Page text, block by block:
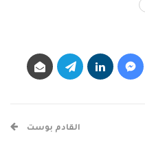
القادم بوست